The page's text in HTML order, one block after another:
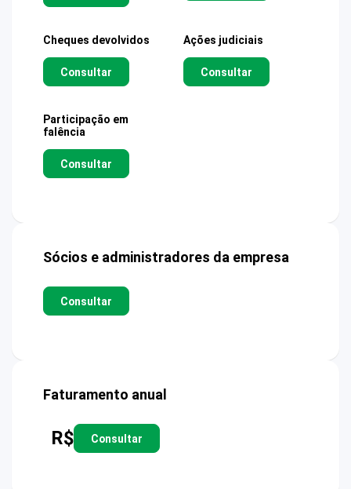
Cheques devolvidos
Consultar
Ações judiciais
Consultar
Participação em
falência
Consultar
Sócios e administradores da empresa
Consultar
Faturamento anual
R$ Consultar